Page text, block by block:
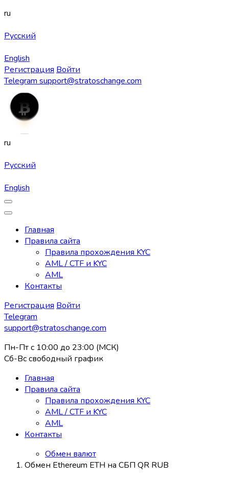
ru
Русский
English
Регистрация Войти
Telegram support@stratoschange.com
ru
Русский
English
Главная
Правила сайта
Правила прохождения KYC
AML / CTF и KYC
AML
Контакты
Регистрация Войти
Telegram
support@stratoschange.com
Пн-Пт с 10:00 до 23:00 (МСК)
Сб-Вс свободный график
Главная
Правила сайта
Правила прохождения KYC
AML / CTF и KYC
AML
Контакты
Обмен валют
Обмен Ethereum ETH на СБП QR RUB